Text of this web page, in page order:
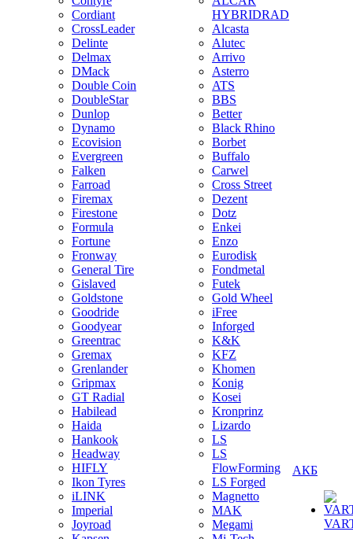
Cordiant
CrossLeader
Delinte
Delmax
DMack
Double Coin
DoubleStar
Dunlop
Dynamo
Ecovision
Evergreen
Falken
Farroad
Firemax
Firestone
Formula
Fortune
Fronway
General Tire
Gislaved
Goldstone
Goodride
Goodyear
Greentrac
Gremax
Grenlander
Gripmax
GT Radial
Habilead
Haida
Hankook
Headway
HIFLY
Ikon Tyres
iLINK
Imperial
Joyroad
HYBRIDRAD
Alcasta
Alutec
Arrivo
Asterro
ATS
BBS
Better
Black Rhino
Borbet
Buffalo
Carwel
Cross Street
Dezent
Dotz
Enkei
Enzo
Eurodisk
Fondmetal
Futek
Gold Wheel
iFree
Inforged
K&K
KFZ
Khomen
Konig
Kosei
Kronprinz
Lizardo
LS
LS
FlowForming
LS Forged
Magnetto
MAK
Megami
АКБ